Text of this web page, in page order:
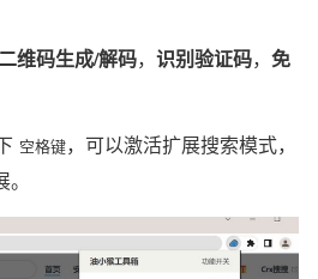
二维码生成/解码， 识别验证码， 免
空格键，可以激活扩展搜索模式，